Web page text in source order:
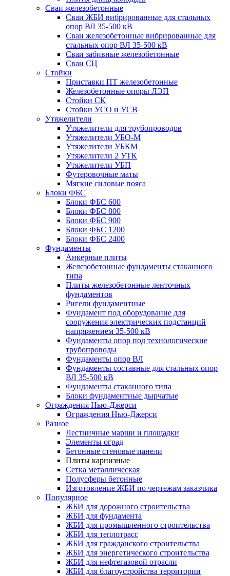
Сваи железобетонные
Сваи ЖБИ вибрированные для стальных
опор ВЛ 35-500 кВ
Сваи железобетонные вибрированные для
стальных опор ВЛ 35-500 кВ
Сваи забивные железобетонные
Сваи СЦ
Стойки
Приставки ПТ железобетонные
Железобетонные опоры ЛЭП
Стойки СК
Стойки УСО и УСВ
Утяжелители
Утяжелители для трубопроводов
Утяжелители УБО-М
Утяжелители УБКМ
Утяжелители 2 УТК
Утяжелители УБП
Футеровочные маты
Мягкие силовые пояса
Блоки ФБС
Блоки ФБС 600
Блоки ФБС 800
Блоки ФБС 900
Блоки ФБС 1200
Блоки ФБС 2400
Фундаменты
Анкерные плиты
Железобетонные фундаменты стаканного
типа
Плиты железобетонные ленточных
фундаментов
Ригели фундаментные
Фундамент под оборудование для
сооружения электрических подстанций
напряжением 35-500 кВ
Фундаменты опор под технологические
трубопроводы
Фундаменты опор ВЛ
Фундаменты составные для стальных опор
ВЛ 35-500 кВ
Фундаменты стаканного типа
Блоки фундаментные дырчатые
Ограждения Нью-Джерси
Ограждения Нью-Джерси
Разное
Лестничные марши и площадки
Элементы оград
Бетонные стеновые панели
Плиты карнизные
Сетка металлическая
Полусферы бетонные
Изготовление ЖБИ по чертежам заказчика
Популярное
ЖБИ для дорожного строительства
ЖБИ для фундамента
ЖБИ для промышленного строительства
ЖБИ для теплотрасс
ЖБИ для гражданского строительства
ЖБИ для энергетического строительства
ЖБИ для нефтегазовой отрасли
ЖБИ для благоустройства территории